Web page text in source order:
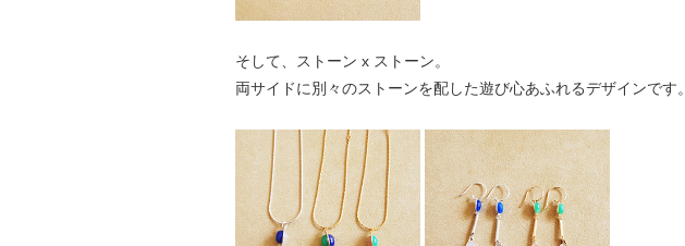
そして、ストーン x ストーン。
両サイドに別々のストーンを配した遊び心あふれるデザインです。